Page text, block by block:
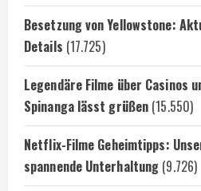
Besetzung von Yellowstone:
Details (17.725)
Legendäre Filme über Casinos
Spinanga lässt grüßen (15.550)
Netflix-Filme Geheimtipps:
spannende Unterhaltung (9.726)